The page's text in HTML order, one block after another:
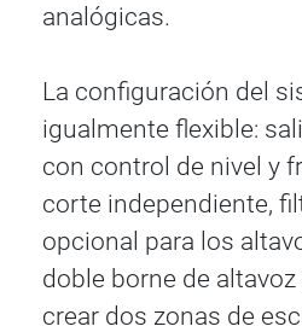
analógicas.
La configuración del
igualmente flexible:
con control de nivel y
corte independiente,
opcional para los
doble borne de
crear dos zonas de